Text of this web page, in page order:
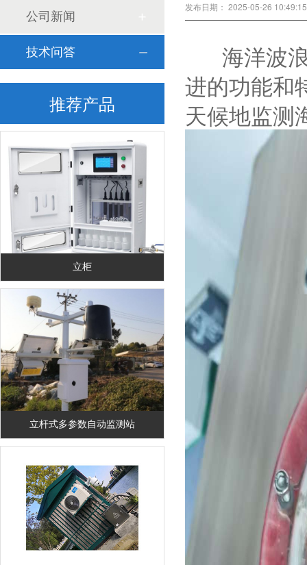
发布日期： 2025-05-26
海洋波浪
进的功能和
天候地监
公司新闻
技术问答
推荐产品
立柜
立杆式多参数自动监测站